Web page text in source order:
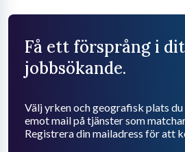
Få ett försprång i
jobbsökande.
Välj yrken och geografisk plats
emot mail på tjänster som
Registrera din mailadress för att